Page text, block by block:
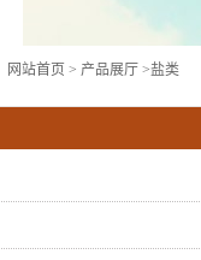
网站首页 > 产品展厅 >盐类